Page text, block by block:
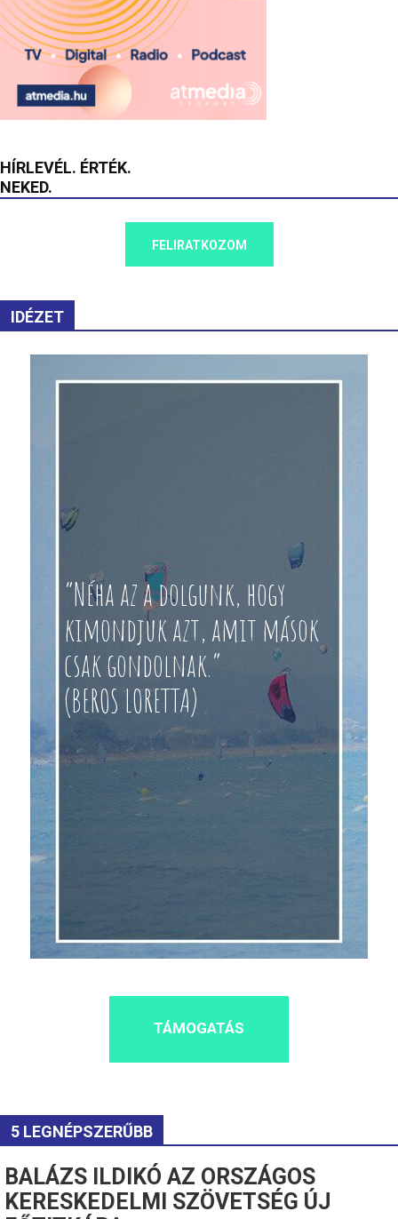
HÍRLEVÉL. ÉRTÉK.
NEKED.
FELIRATKOZOM
IDÉZET
“Néha az a dolgunk, hogy
kimondjuk azt, amit mások
csak gondolnak.”
(BEROS LORETTA)
TÁMOGATÁS
5 LEGNÉPSZERŰBB
BALÁZS ILDIKÓ AZ ORSZÁGOS
KERESKEDELMI SZÖVETSÉG ÚJ